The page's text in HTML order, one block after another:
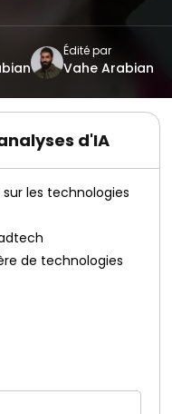
Édité par
Vahe Arabian
d'IA
les technologies
de technologies